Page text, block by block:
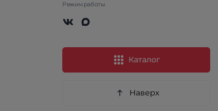
Режим работы
Каталог
Наверх